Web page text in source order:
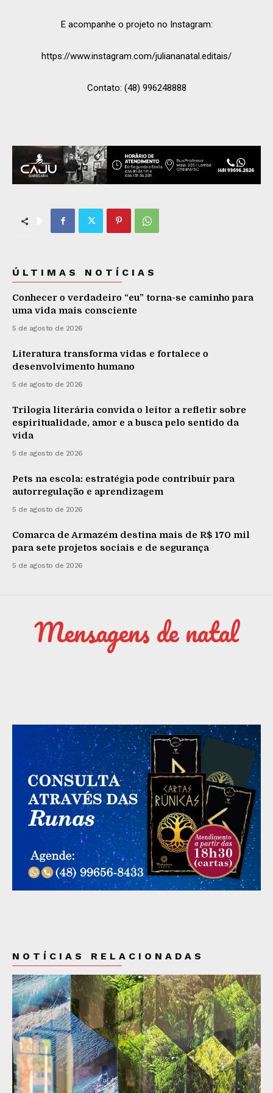
E acompanhe o projeto no Instagram:
https://www.instagram.com/juliananatal.editais/
Contato: (48) 996248888
ÚLTIMAS NOTÍCIAS
Conhecer o verdadeiro “eu” torna-se caminho para
uma vida mais consciente
5 de agosto de 2026
Literatura transforma vidas e fortalece o
desenvolvimento humano
5 de agosto de 2026
Trilogia literária convida o leitor a refletir sobre
espiritualidade, amor e a busca pelo sentido da
vida
5 de agosto de 2026
Pets na escola: estratégia pode contribuir para
autorregulação e aprendizagem
5 de agosto de 2026
Comarca de Armazém destina mais de R$ 170 mil
para sete projetos sociais e de segurança
5 de agosto de 2026
Mensagens de natal
NOTÍCIAS RELACIONADAS